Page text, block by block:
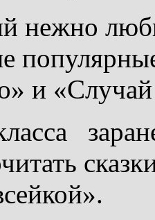
нежно
и «Случай